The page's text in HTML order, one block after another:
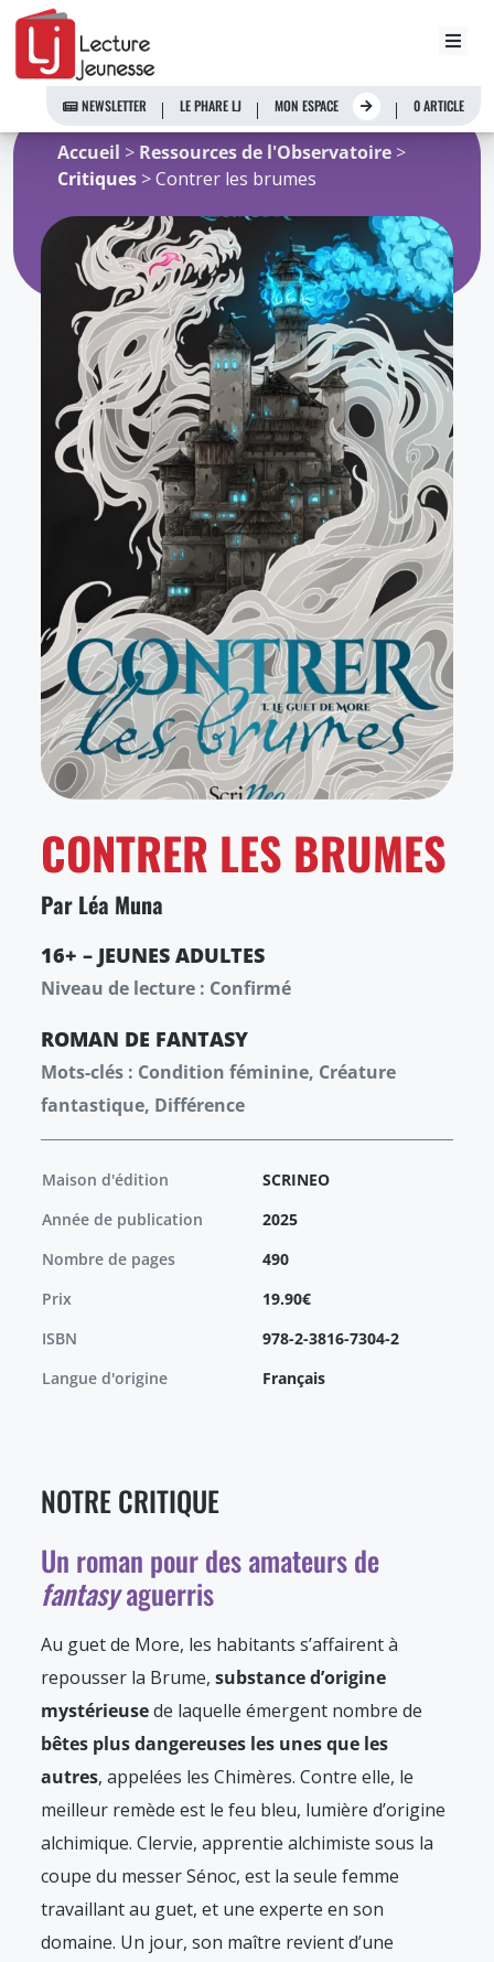
Aller
contenu
NEWSLETTER LE PHARE LJ MON ESPACE 0 ARTICLE
Accueil > Ressources de l'Observatoire >
Critiques > Contrer les brumes
CONTRER LES BRUMES
Par Léa Muna
16+ – JEUNES ADULTES
Niveau de lecture : Confirmé
ROMAN DE FANTASY
Mots-clés : Condition féminine, Créature
fantastique, Différence
Maison d'édition
SCRINEO
Année de publication
2025
Nombre de pages
490
Prix
19.90€
ISBN
978-2-3816-7304-2
Langue d'origine
Français
NOTRE CRITIQUE
Un roman pour des amateurs de
fantasyaguerris
Au guet de More, les habitants s’affairent à
repousser la Brume, substance d’origine
mystérieusede laquelle émergent nombre de
bêtes plus dangereuses les unes que les
autres, appelées les Chimères. Contre elle, le
meilleur remède est le feu bleu, lumière d’origine
alchimique. Clervie, apprentie alchimiste sous la
coupe du messer Sénoc, est la seule femme
travaillant au guet, et une experte en son
domaine. Un jour, son maître revient d’une